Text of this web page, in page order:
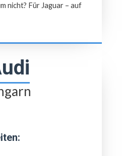
nicht? Für Jaguar – auf